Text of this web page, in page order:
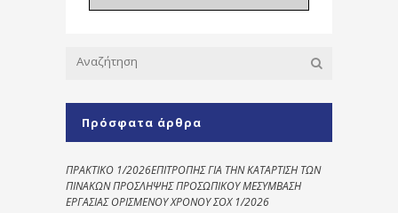
Πρόσφατα άρθρα
ΠΡΑΚΤΙΚΟ 1/2026ΕΠΙΤΡΟΠΗΣ ΓΙΑ ΤΗΝ ΚΑΤΑΡΤΙΣΗ ΤΩΝ
ΠΙΝΑΚΩΝ ΠΡΟΣΛΗΨΗΣ ΠΡΟΣΩΠΙΚΟΥ ΜΕΣΥΜΒΑΣΗ
ΕΡΓΑΣΙΑΣ ΟΡΙΣΜΕΝΟΥ ΧΡΟΝΟΥ ΣΟΧ 1/2026